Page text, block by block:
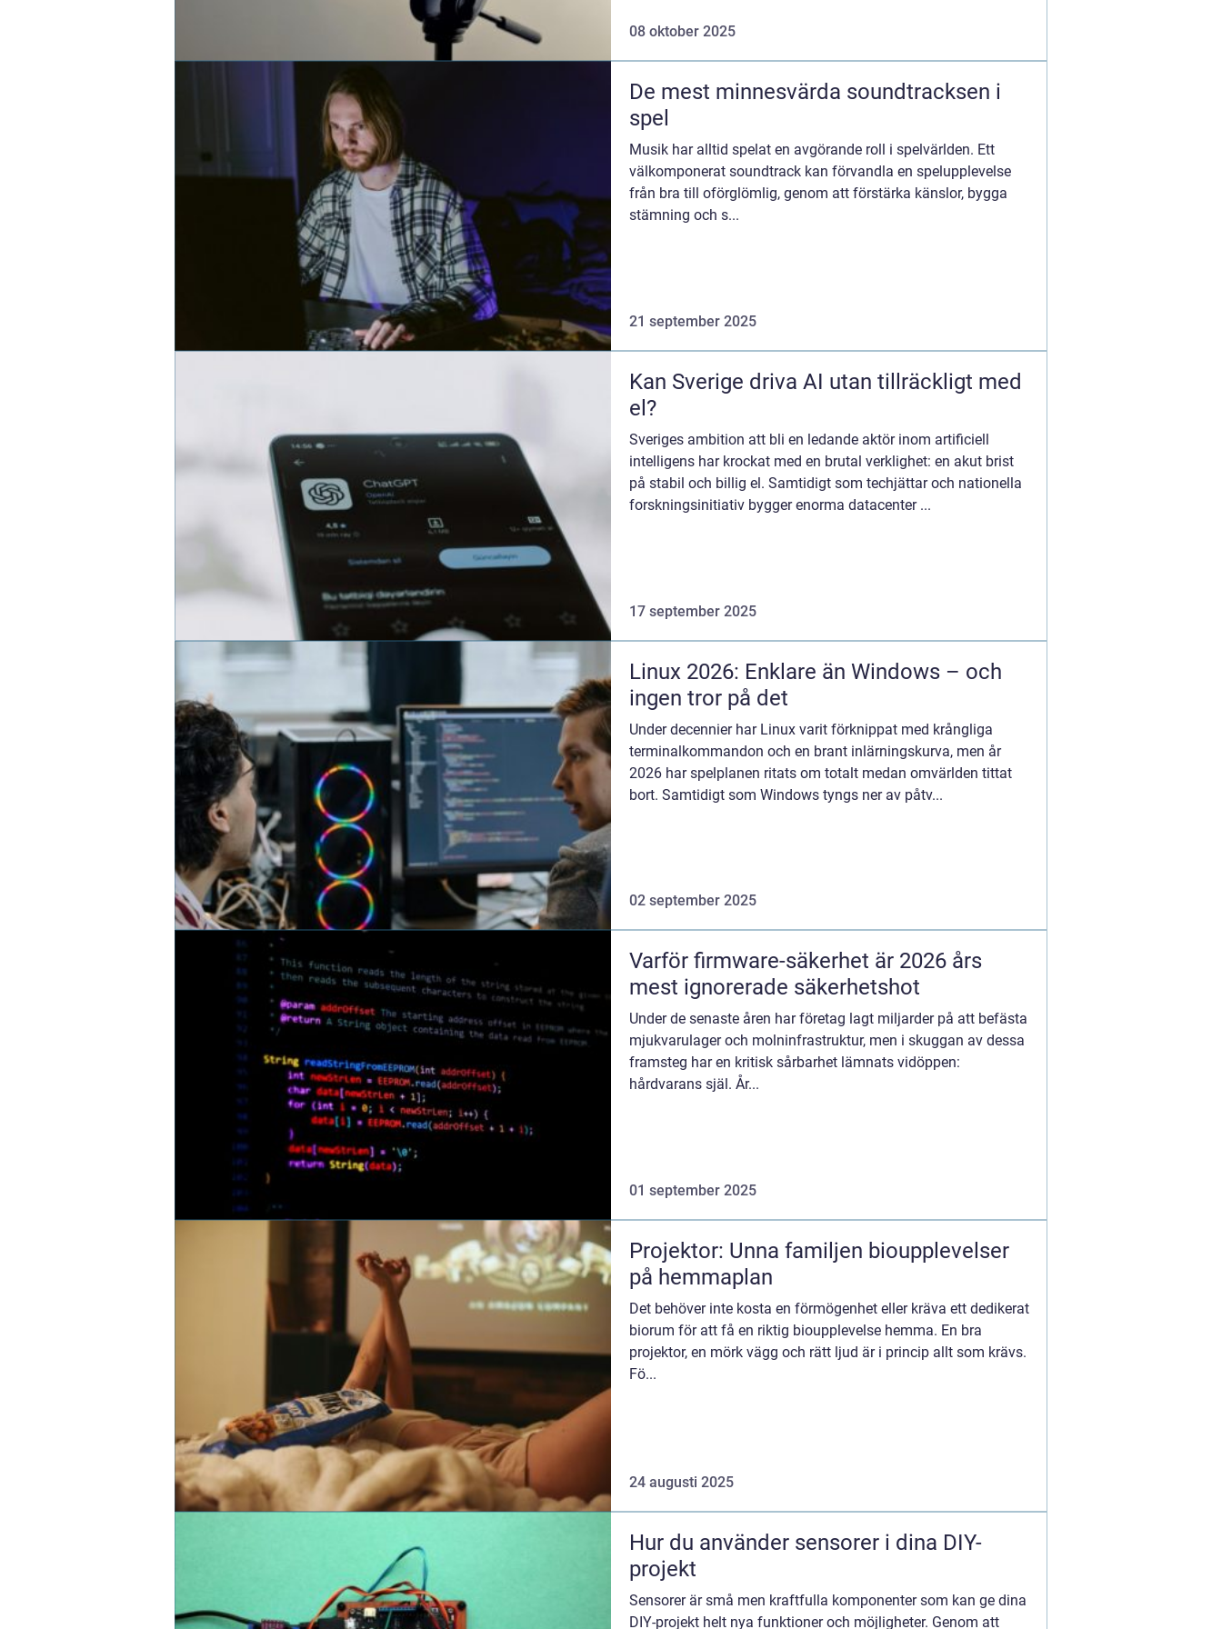
08 oktober 2025
De mest minnesvärda soundtracksen i
spel
Musik har alltid spelat en avgörande roll i spelvärlden. Ett
välkomponerat soundtrack kan förvandla en spelupplevelse
från bra till oförglömlig, genom att förstärka känslor, bygga
stämning och s...
21 september 2025
Kan Sverige driva AI utan tillräckligt med
el?
Sveriges ambition att bli en ledande aktör inom artificiell
intelligens har krockat med en brutal verklighet: en akut brist
på stabil och billig el. Samtidigt som techjättar och nationella
forskningsinitiativ bygger enorma datacenter ...
17 september 2025
Linux 2026: Enklare än Windows – och
ingen tror på det
Under decennier har Linux varit förknippat med krångliga
terminalkommandon och en brant inlärningskurva, men år
2026 har spelplanen ritats om totalt medan omvärlden tittat
bort. Samtidigt som Windows tyngs ner av påtv...
02 september 2025
Varför firmware-säkerhet är 2026 års
mest ignorerade säkerhetshot
Under de senaste åren har företag lagt miljarder på att befästa
mjukvarulager och molninfrastruktur, men i skuggan av dessa
framsteg har en kritisk sårbarhet lämnats vidöppen:
hårdvarans själ. År...
01 september 2025
Projektor: Unna familjen bioupplevelser
på hemmaplan
Det behöver inte kosta en förmögenhet eller kräva ett dedikerat
biorum för att få en riktig bioupplevelse hemma. En bra
projektor, en mörk vägg och rätt ljud är i princip allt som krävs.
Fö...
24 augusti 2025
Hur du använder sensorer i dina DIY-
projekt
Sensorer är små men kraftfulla komponenter som kan ge dina
DIY-projekt helt nya funktioner och möjligheter. Genom att